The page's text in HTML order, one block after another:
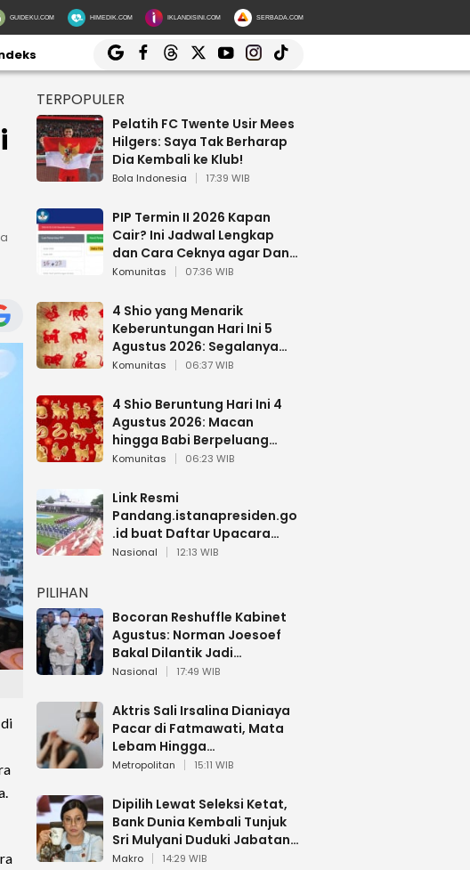
GUIDEKU.COM HIMEDIK.COM IKLANDISINI.COM SERBADA.COM
TERPOPULER
Pelatih FC Twente Usir Mees
Hilgers: Saya Tak Berharap
Dia Kembali ke Klub!
Bola Indonesia 17:39 WIB
PIP Termin II 2026 Kapan
Cair? Ini Jadwal Lengkap
dan Cara Ceknya agar Dana
Tidak Hangus!
Komunitas 07:36 WIB
4 Shio yang Menarik
Keberuntungan Hari Ini 5
Agustus 2026: Segalanya
Berjalan Lancar
Komunitas 06:37 WIB
4 Shio Beruntung Hari Ini 4
Agustus 2026: Macan
hingga Babi Berpeluang
Dapat Kabar Baik
Komunitas 06:23 WIB
Link Resmi
Pandang.istanapresiden.go
.id buat Daftar Upacara
Bendera HUT RI di Istana
Nasional 12:13 WIB
PILIHAN
Bocoran Reshuffle Kabinet
Agustus: Norman Joesoef
Bakal Dilantik Jadi
Wamenhan RI
Nasional 17:49 WIB
Aktris Sali Irsalina Dianiaya
Pacar di Fatmawati, Mata
Lebam Hingga
Diselamatkan Polantas
Metropolitan 15:11 WIB
Dipilih Lewat Seleksi Ketat,
Bank Dunia Kembali Tunjuk
Sri Mulyani Duduki Jabatan
Strategis
Makro 14:29 WIB